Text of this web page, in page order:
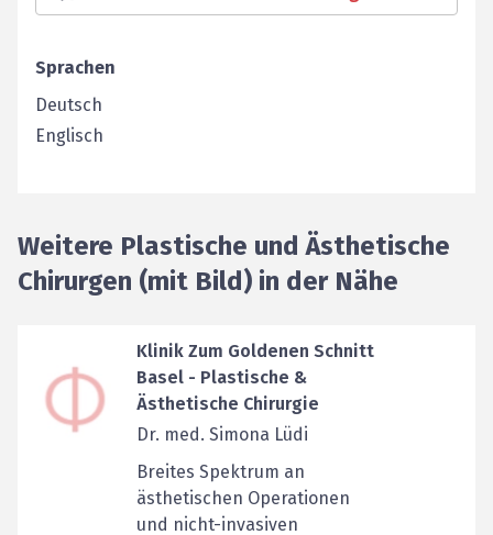
Sprachen
Deutsch
Englisch
Weitere Plastische und Ästhetische
Chirurgen (mit Bild) in der Nähe
Klinik Zum Goldenen Schnitt
Basel - Plastische &
Ästhetische Chirurgie
Dr. med. Simona Lüdi
Breites Spektrum an
ästhetischen Operationen
und nicht-invasiven